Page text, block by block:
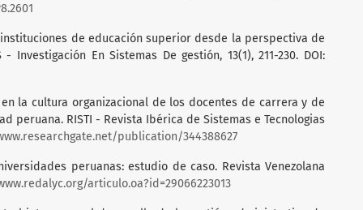
instituciones de educación superior desde la perspectiva de
Investigación En Sistemas De gestión, 13(1), 211-230. DOI:
en la cultura organizacional de los docentes de carrera y de
peruana. RISTI - Revista Ibérica de Sistemas e Tecnologias
publication/344388627
peruanas: estudio de caso. Revista Venezolana
articulo.oa?id=29066223013